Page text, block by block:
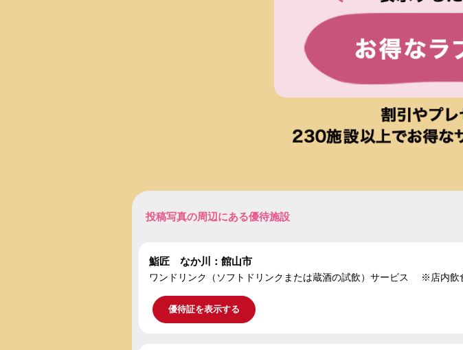
投稿写真の周辺にある優待施設
鮨匠 なか川：館山市
ワンドリンク（ソフトドリンクまたは蔵酒の試飲）サービス ※店内飲
優待証を表示する